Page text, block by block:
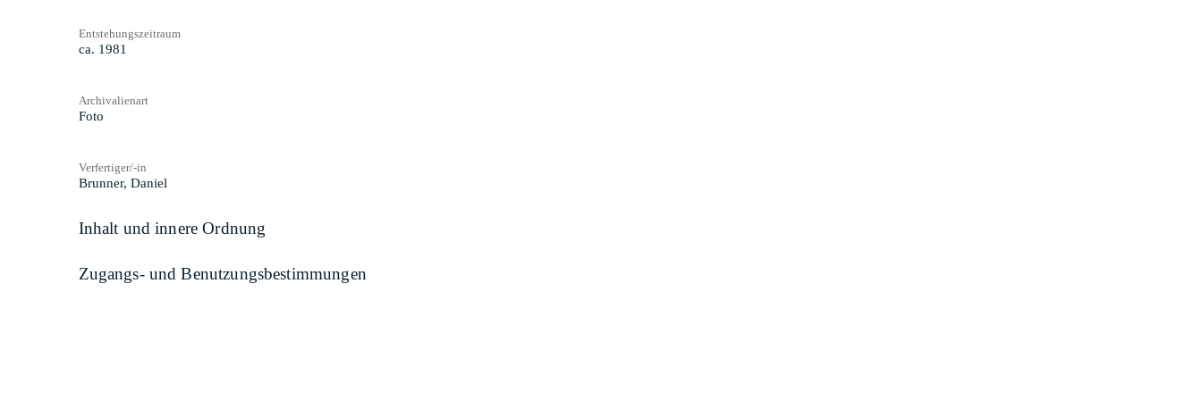
Entstehungszeitraum
ca. 1981
Archivalienart
Foto
Verfertiger/-in
Brunner, Daniel
Inhalt und innere Ordnung
Zugangs- und Benutzungsbestimmungen